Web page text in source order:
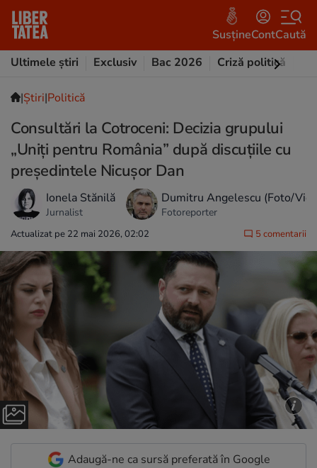
SusțineContCaută
Ultimele știri
Exclusiv Bac 2026 Criză politică
|Ştiri|Politică
Consultări la Cotroceni: Decizia grupului
„Uniți pentru România” după discuțiile cu
președintele Nicușor Dan
Ionela Stănilă
Jurnalist
Dumitru Angelescu (Foto/
Fotoreporter
Actualizat pe 22 mai 2026, 02:02 5 comentarii
Adaugă-ne ca sursă preferată în Google